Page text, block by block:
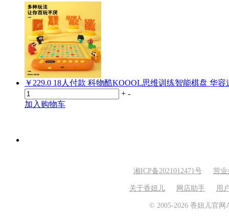
￥229.0 18人付款 科物酷KOOOL思维训练智能棋盘 华
+ -
加入购物车
湘ICP备2021012471号 营业
关于香妞儿 网店助手 用
© 2005-2026 香妞儿官